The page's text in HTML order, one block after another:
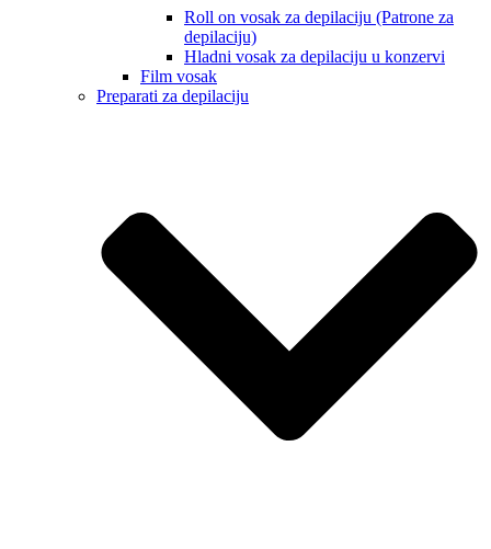
Roll on vosak za depilaciju (Patrone za
depilaciju)
Hladni vosak za depilaciju u konzervi
Film vosak
Preparati za depilaciju